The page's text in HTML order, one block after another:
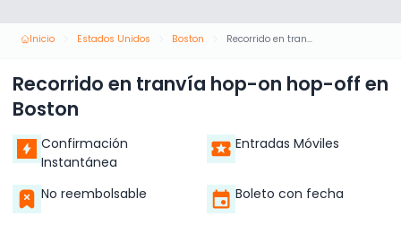
Inicio Estados Unidos Boston Recorrido en tranvía hop-on hop-off en Boston
Recorrido en tranvía hop-on hop-off en
Boston
Confirmación
Instantánea
Entradas Móviles
No reembolsable Boleto con fecha